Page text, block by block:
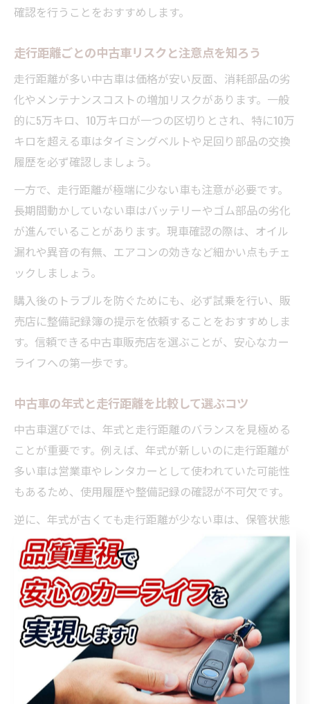
確認を行うことをおすすめします。
走行距離ごとの中古車リスクと注意点を知ろう
走行距離が多い中古車は価格が安い反面、消耗部品の劣
化やメンテナンスコストの増加リスクがあります。一般
的に5万キロ、10万キロが一つの区切りとされ、特に10万
キロを超える車はタイミングベルトや足回り部品の交換
履歴を必ず確認しましょう。
一方で、走行距離が極端に少ない車も注意が必要です。
長期間動かしていない車はバッテリーやゴム部品の劣化
が進んでいることがあります。現車確認の際は、オイル
漏れや異音の有無、エアコンの効きなど細かい点もチェ
ックしましょう。
購入後のトラブルを防ぐためにも、必ず試乗を行い、販
売店に整備記録簿の提示を依頼することをおすすめしま
す。信頼できる中古車販売店を選ぶことが、安心なカー
ライフへの第一歩です。
中古車の年式と走行距離を比較して選ぶコツ
中古車選びでは、年式と走行距離のバランスを見極める
ことが重要です。例えば、年式が新しいのに走行距離が
多い車は営業車やレンタカーとして使われていた可能性
もあるため、使用履歴や整備記録の確認が不可欠です。
逆に、年式が古くても走行距離が少ない車は、保管状態
やメンテナンス履歴をしっかり確認しましょう。狭山市
や岩槻区の中古車販売店では、こうした情報を開示して
くれる店舗を選ぶことがポイントです。
最終的には、予算や用途に合わせて年式・走行距離・装
備・修復歴を総合的に比較検討することが、中古車選び
で後悔しないための最善策です。気になる車が見つかっ
たら、必ず現車を確認し、複数台を比較検討することを
心がけましょう。